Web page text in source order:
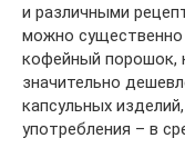
и различными
можно существенно
кофейный порошок,
значительно
капсульных
употребления – в